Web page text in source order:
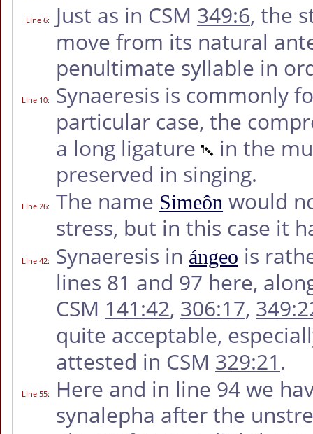
Line 6: Just as in CSM 349:6, the
move from its natural
penultimate syllable in
Line 10:
Synaeresis is commonly
particular case, the
a long ligature
in the
preserved in singing.
Line 26: The name Simeôn would
stress, but in this case it
Line 42: Synaeresis in ángeo is
lines 81 and 97 here,
CSM 141:42, 306:17,
quite acceptable,
attested in CSM 329:21.
Line 55:
Here and in line 94 we
synalepha after the